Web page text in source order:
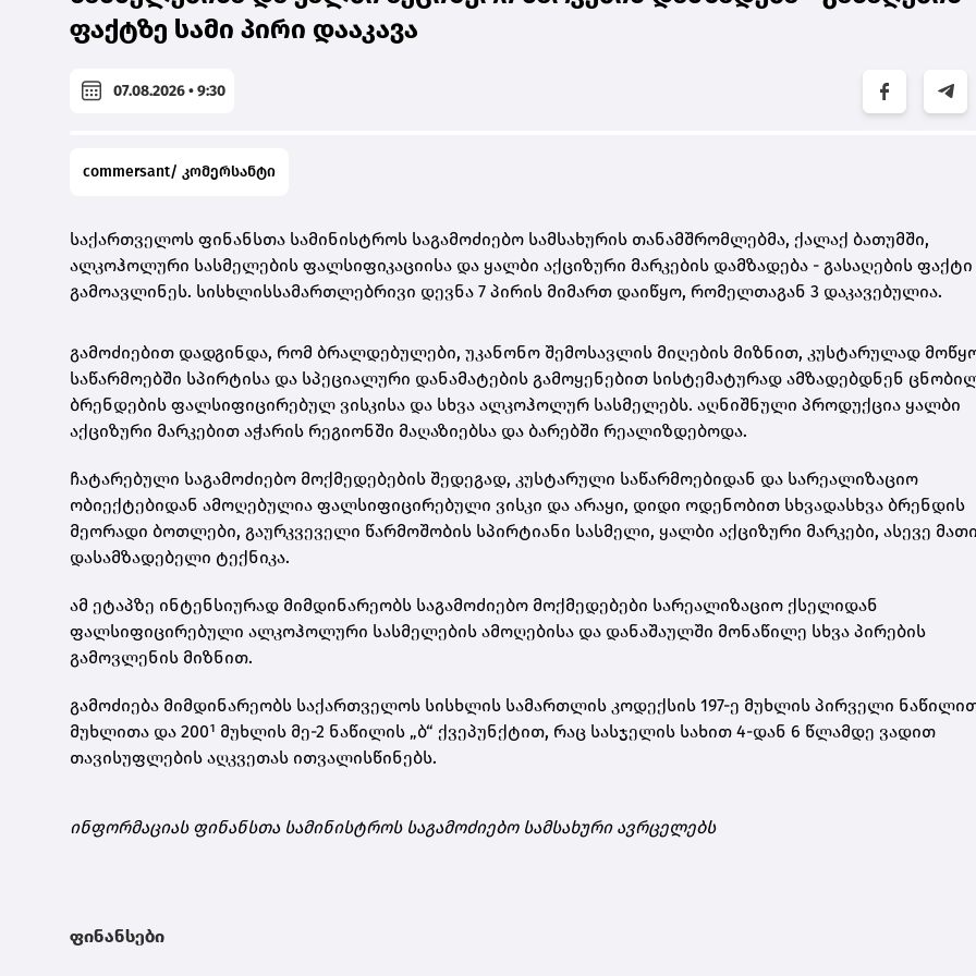
ფაქტზე სამი პირი დააკავა
07.08.2026 • 9:30
commersant/ კომერსანტი
საქართველოს ფინანსთა სამინისტროს საგამოძიებო სამსახურის თანამშრომლებმა, ქალაქ ბათუმში,
ალკოჰოლური სასმელების ფალსიფიკაციისა და ყალბი აქციზური მარკების დამზადება - გასაღების ფაქტი
გამოავლინეს. სისხლისსამართლებრივი დევნა 7 პირის მიმართ დაიწყო, რომელთაგან 3 დაკავებულია.
გამოძიებით დადგინდა, რომ ბრალდებულები, უკანონო შემოსავლის მიღების მიზნით, კუსტარულად
საწარმოებში სპირტისა და სპეციალური დანამატების გამოყენებით სისტემატურად ამზადებდნენ
ბრენდების ფალსიფიცირებულ ვისკისა და სხვა ალკოჰოლურ სასმელებს. აღნიშნული პროდუქცია ყალბი
აქციზური მარკებით აჭარის რეგიონში მაღაზიებსა და ბარებში რეალიზდებოდა.
ჩატარებული საგამოძიებო მოქმედებების შედეგად, კუსტარული საწარმოებიდან და სარეალიზაციო
ობიექტებიდან ამოღებულია ფალსიფიცირებული ვისკი და არაყი, დიდი ოდენობით სხვადასხვა ბრენდის
მეორადი ბოთლები, გაურკვეველი წარმოშობის სპირტიანი სასმელი, ყალბი აქციზური მარკები, ასევე მათი
დასამზადებელი ტექნიკა.
ამ ეტაპზე ინტენსიურად მიმდინარეობს საგამოძიებო მოქმედებები სარეალიზაციო ქსელიდან
ფალსიფიცირებული ალკოჰოლური სასმელების ამოღებისა და დანაშაულში მონაწილე სხვა პირების
გამოვლენის მიზნით.
გამოძიება მიმდინარეობს საქართველოს სისხლის სამართლის კოდექსის 197-ე მუხლის პირველი ნაწილით,
მუხლითა და 200¹ მუხლის მე-2 ნაწილის „ბ“ ქვეპუნქტით, რაც სასჯელის სახით 4-დან 6 წლამდე ვადით
თავისუფლების აღკვეთას ითვალისწინებს.
ინფორმაციას ფინანსთა სამინისტროს საგამოძიებო სამსახური ავრცელებს
ფინანსები